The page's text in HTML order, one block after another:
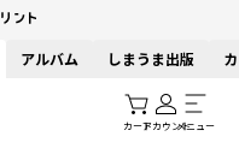
アルバム しまうま出版
カートアカウントメニュー